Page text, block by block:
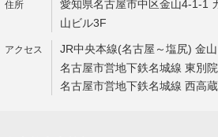
愛知県名古屋市中区金山4-1-1
山ビル3F
JR中央本線(名古屋～塩尻) 金
名古屋市営地下鉄名城線 東別
名古屋市営地下鉄名城線 西高